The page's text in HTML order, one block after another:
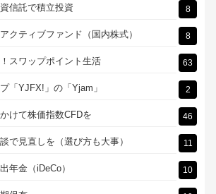
信託で積立投資 8
クティブファンド（国内株式） 8
スワップポイント生活 63
「YJFX!」の「Yjam」 2
けて株価指数CFDを 46
で見直しを（選び方も大事） 11
年金（iDeCo） 10